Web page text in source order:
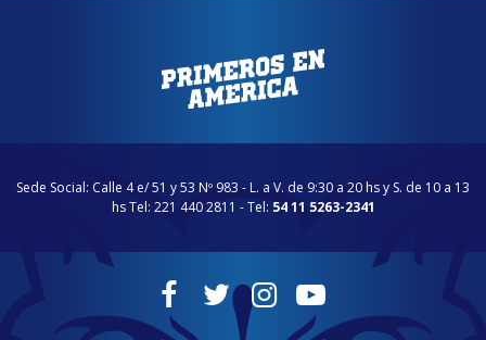
Sede Social: Calle 4 e/ 51 y 53 Nº 983 - L. a V. de 9:30 a 20 hs y S. de 10 a 13
hs Tel: 221 440 2811 - Tel: 54 11 5263-2341